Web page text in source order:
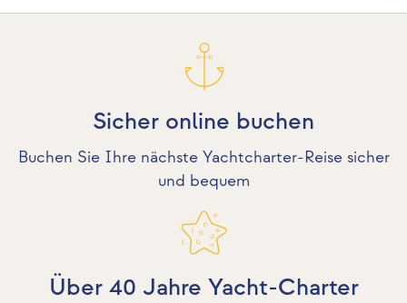
Sicher online buchen
Buchen Sie Ihre nächste Yachtcharter-Reise sicher
und bequem
Über 40 Jahre Yacht-Charter